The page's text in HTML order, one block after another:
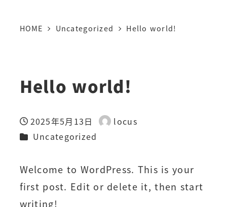
HOME Uncategorized Hello world!
Hello world!
投稿日
2025年5月13日
著
locus
カテゴリー
Uncategorized
Welcome to WordPress. This is your
first post. Edit or delete it, then start
writing!